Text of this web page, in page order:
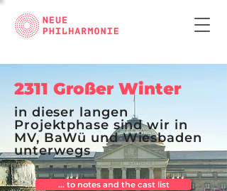
2311 Großer Winter
in dieser langen
Projektphase sind wir in
MV, BaWü und Wiesbaden
unterwegs
... to notes and the cast list